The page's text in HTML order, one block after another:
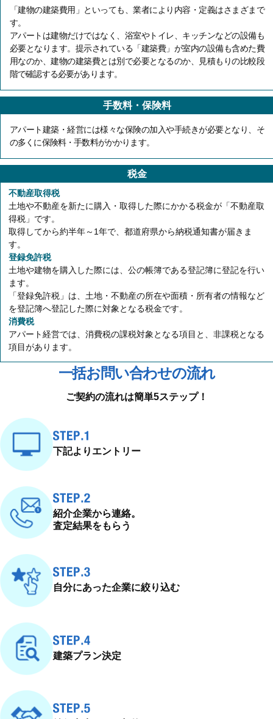
「建物の建築費用」といっても、業者により内容・定義はさまざまで
す。
アパートは建物だけではなく、浴室やトイレ、キッチンなどの設備も
必要となります。提示されている「建築費」が室内の設備も含めた費
用なのか、建物の建築費とは別で必要となるのか、見積もりの比較段
階で確認する必要があります。
手数料・保険料
アパート建築・経営には様々な保険の加入や手続きが必要となり、そ
の多くに保険料・手数料がかかります。
税金
不動産取得税
土地や不動産を新たに購入・取得した際にかかる税金が「不動産取
得税」です。
取得してから約半年～1年で、都道府県から納税通知書が届きま
す。
登録免許税
土地や建物を購入した際には、公の帳簿である登記簿に登記を行い
ます。
「登録免許税」は、土地・不動産の所在や面積・所有者の情報など
を登記簿へ登記した際に対象となる税金です。
消費税
アパート経営では、消費税の課税対象となる項目と、非課税となる
項目があります。
一括お問い合わせの流れ
ご契約の流れは簡単5ステップ！
下記よりエントリー
紹介企業から連絡。
査定結果をもらう
自分にあった企業に絞り込む
建築プラン決定